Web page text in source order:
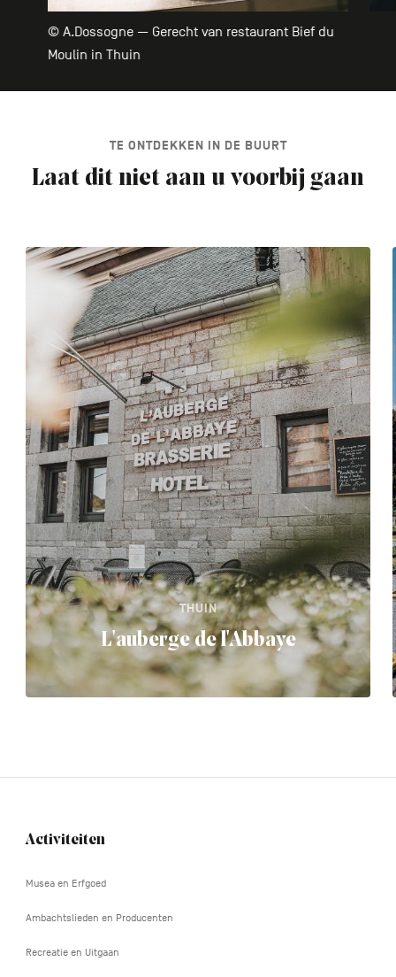
© A.Dossogne — Gerecht van restaurant Bief du
Moulin in Thuin
TE ONTDEKKEN IN DE BUURT
Laat dit niet aan u voorbij gaan
THUIN
L'auberge de l'Abbaye
Navigation
Activiteiten
Musea en Erfgoed
Ambachtslieden en Producenten
Recreatie en Uitgaan